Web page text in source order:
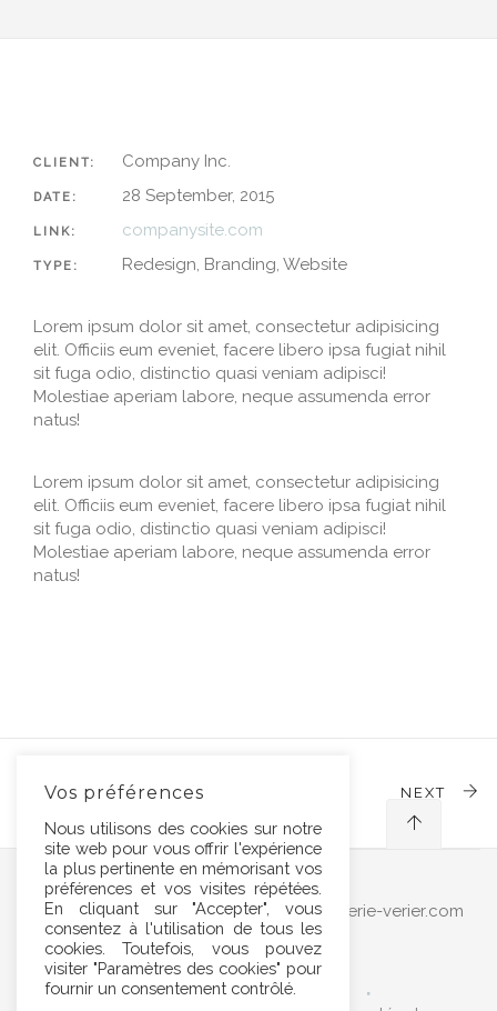
CLIENT: Company Inc.
DATE: 28 September, 2015
LINK: companysite.com
TYPE: Redesign, Branding, Website
Lorem ipsum dolor sit amet, consectetur adipisicing
elit. Officiis eum eveniet, facere libero ipsa fugiat nihil
sit fuga odio, distinctio quasi veniam adipisci!
Molestiae aperiam labore, neque assumenda error
natus!
Lorem ipsum dolor sit amet, consectetur adipisicing
elit. Officiis eum eveniet, facere libero ipsa fugiat nihil
sit fuga odio, distinctio quasi veniam adipisci!
Molestiae aperiam labore, neque assumenda error
natus!
PREVIOUS NEXT
Marbrerie Verier Mongin contact@marbrerie-verier.com
03.20.34.39.35
Accueil Contact
Vos préférences
Nous utilisons des cookies sur notre
site web pour vous offrir l'expérience
la plus pertinente en mémorisant vos
préférences et vos visites répétées.
En cliquant sur "Accepter", vous
consentez à l'utilisation de tous les
cookies. Toutefois, vous pouvez
visiter "Paramètres des cookies" pour
fournir un consentement contrôlé.